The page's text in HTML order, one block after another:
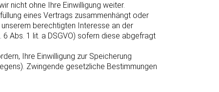
nicht ohne Ihre Einwilligung weiter.
eines Vertrags zusammenhängt oder
berechtigten Interesse an der
Abs. 1 lit. a DSGVO) sofern diese abgefragt
Ihre Einwilligung zur Speicherung
Zwingende gesetzliche Bestimmungen